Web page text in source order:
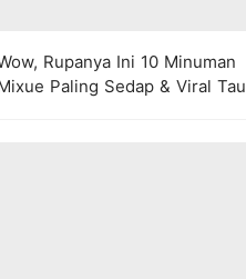
Rupanya Ini 10 Minuman
Paling Sedap & Viral Tau